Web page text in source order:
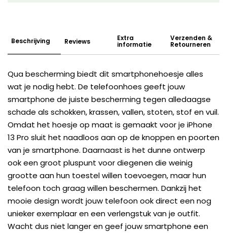
Beschrijving Reviews Extra
informatie
Verzenden &
Retourneren
Qua bescherming biedt dit smartphonehoesje alles
wat je nodig hebt. De telefoonhoes geeft jouw
smartphone de juiste bescherming tegen alledaagse
schade als schokken, krassen, vallen, stoten, stof en vuil.
Omdat het hoesje op maat is gemaakt voor je iPhone
13 Pro sluit het naadloos aan op de knoppen en poorten
van je smartphone. Daarnaast is het dunne ontwerp
ook een groot pluspunt voor diegenen die weinig
grootte aan hun toestel willen toevoegen, maar hun
telefoon toch graag willen beschermen. Dankzij het
mooie design wordt jouw telefoon ook direct een nog
unieker exemplaar en een verlengstuk van je outfit.
Wacht dus niet langer en geef jouw smartphone een